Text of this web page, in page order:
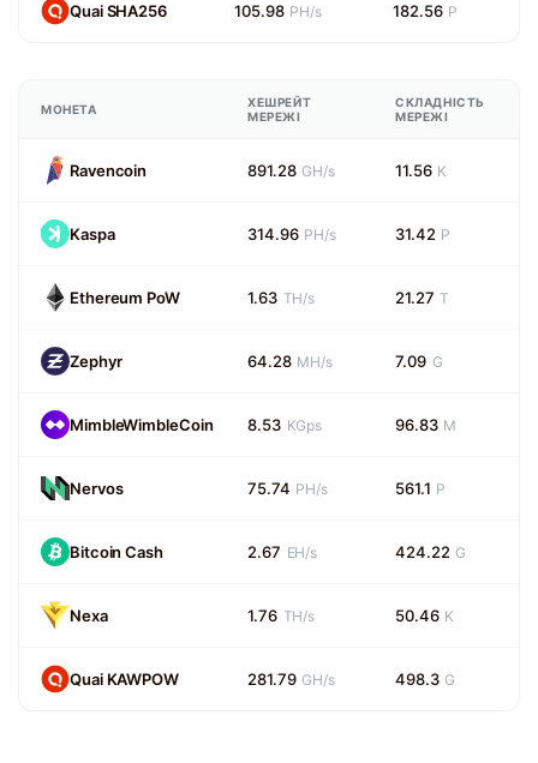
Quai SHA256 105.98 PH/s 182.56 P
МОНЕТА
ХЕШРЕЙТ
МЕРЕЖІ
СКЛАДНІСТЬ
МЕРЕЖІ
Ravencoin 891.28 GH/s 11.56 K
Kaspa 314.96 PH/s 31.42 P
Ethereum PoW 1.63 TH/s 21.27 T
Zephyr 64.28 MH/s 7.09 G
MimbleWimbleCoin 8.53 KGps 96.83 M
Nervos 75.74 PH/s 561.1 P
Bitcoin Cash 2.67 EH/s 424.22 G
Nexa 1.76 TH/s 50.46 K
Quai KAWPOW 281.79 GH/s 498.3 G